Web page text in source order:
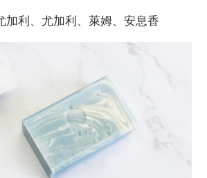
加利、尤加利、萊姆、安息香